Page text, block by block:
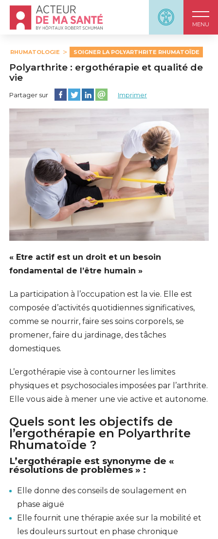
Panneau
MENU
Accueil - Acteur de ma santé, by HôpitauxRobert
RHUMATOLOGIE SOIGNER LA POLYARTHRITE RHUMATOÏDE
Polyarthrite : ergothérapie et qualité de
vie
Partager sur Partager cette page sur Facebook
Partager cette page sur Twitter
Partager cette page sur LinkedIn
Partager cette page sur email
Imprimer
« Etre actif est un droit et un besoin
fondamental de l’être humain »
La participation à l’occupation est la vie. Elle est
composée d’activités quotidiennes significatives,
comme se nourrir, faire ses soins corporels, se
promener, faire du jardinage, des tâches
domestiques.
L’ergothérapie vise à contourner les limites
physiques et psychosociales imposées par l’arthrite.
Elle vous aide à mener une vie active et autonome.
Quels sont les objectifs de
l’ergothérapie en Polyarthrite
Rhumatoïde ?
L’ergothérapie est synonyme de «
résolutions de problèmes » :
Elle donne des conseils de soulagement en
phase aiguë
Elle fournit une thérapie axée sur la mobilité et
les douleurs surtout en phase chronique